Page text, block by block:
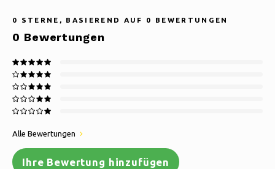
0 STERNE, BASIEREND AUF 0 BEWERTUNGEN
0 Bewertungen
Alle Bewertungen
Ihre Bewertung hinzufügen